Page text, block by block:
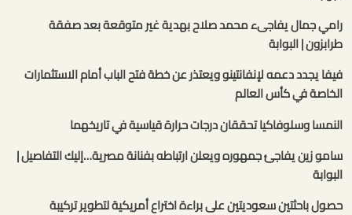
رامي جمال يفاجىء محمد صلاح بهدية غير متوقعة بعد صفقة
طرابزون | البوابة
فيفا يجدد دعمه لإنفانتينو ويعتذر عن خطة فتح الباب أمام الاستثمارات
الخاصة في كأس العالم
النمسا وسلوفاكيا تحققان درجات حرارة قياسية في تاريخهما
سامو زين يفاجئ جمهوره ويعلن ارتباطه بفنانة مصرية…إليك التفاصيل |
البوابة
حصول باحثتين سعوديتين على براءة اختراع أمريكية لتطوير تركيبة